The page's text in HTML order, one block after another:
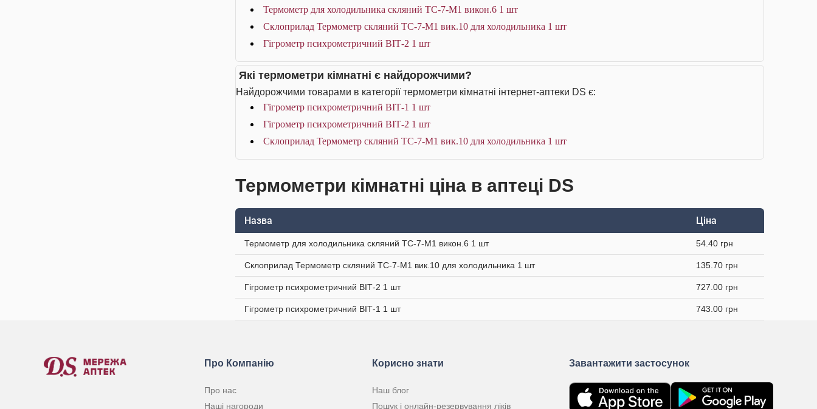
Термометр для холодильника скляний ТС-7-М1 викон.6 1 шт
Склоприлад Термометр скляний ТС-7-М1 вик.10 для холодильника 1 шт
Гігрометр психрометричний ВІТ-2 1 шт
Які термометри кімнатні є найдорожчими?
Найдорожчими товарами в категорії термометри кімнатні інтернет-аптеки DS є:
Гігрометр психрометричний ВІТ-1 1 шт
Гігрометр психрометричний ВІТ-2 1 шт
Склоприлад Термометр скляний ТС-7-М1 вик.10 для холодильника 1 шт
Термометри кімнатні ціна в аптеці DS
Назва Ціна
Термометр для холодильника скляний ТС-7-М1 викон.6 1 шт 54.40 грн
Склоприлад Термометр скляний ТС-7-М1 вик.10 для холодильника 1 шт 135.70 грн
Гігрометр психрометричний ВІТ-2 1 шт 727.00 грн
Гігрометр психрометричний ВІТ-1 1 шт 743.00 грн
Про Компанію
Про нас
Наші нагороди
Корисно знати
Наш блог
Пошук і онлайн-резервування ліків
Завантажити застосунок